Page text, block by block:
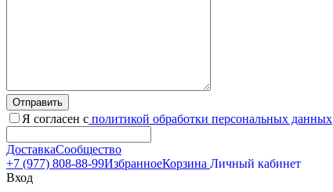
Отправить
Я согласен с политикой обработки персональных данных
ДоставкаСообщество
+7 (977) 808-88-99ИзбранноеКорзина Личный кабинет
Вход